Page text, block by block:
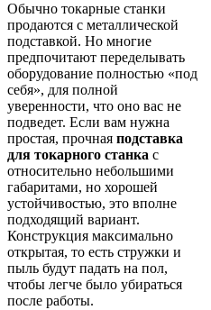
Обычно токарные станки
продаются с металлической
подставкой. Но многие
предпочитают переделывать
оборудование полностью «под
себя», для полной
уверенности, что оно вас не
подведет. Если вам нужна
простая, прочная подставка
для токарного станка с
относительно небольшими
габаритами, но хорошей
устойчивостью, это вполне
подходящий вариант.
Конструкция максимально
открытая, то есть стружки и
пыль будут падать на пол,
чтобы легче было убираться
после работы.